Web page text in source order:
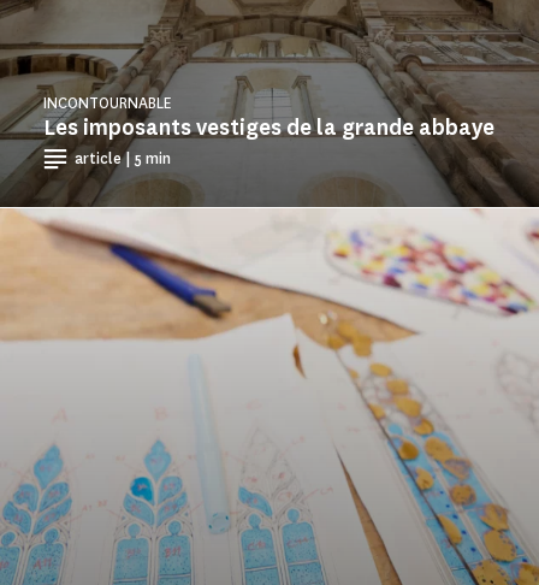
Les imposants vestiges de la grande abbaye
INCONTOURNABLE
article | 5 min